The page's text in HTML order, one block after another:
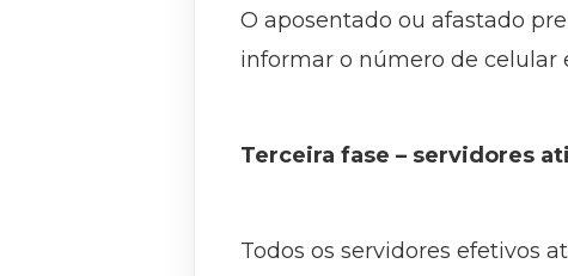
O aposentado ou afastado
informar o número de celular
Terceira fase – servidores
Todos os servidores efetivos